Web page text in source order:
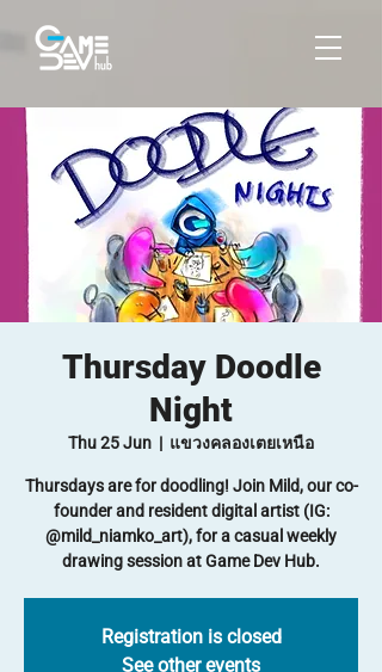
Thursday Doodle
Night
Thu 25 Jun
  |
แขวงคลองเตยเหนือ
Thursdays are for doodling! Join Mild, our co-
founder and resident digital artist (IG:
@mild_niamko_art), for a casual weekly
drawing session at Game Dev Hub.
Registration is closed
See other events